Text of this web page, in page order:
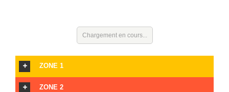
Chargement en cours...
ZONE 1
ZONE 2